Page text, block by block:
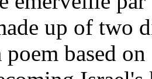
up of two
poem based